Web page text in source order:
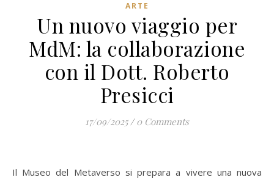
ARTE
Un nuovo viaggio per
MdM: la collaborazione
con il Dott. Roberto
Presicci
17/09/2025 / 0 Comments
Il Museo del Metaverso si prepara a vivere una nuova